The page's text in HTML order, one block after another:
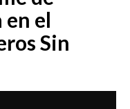
PM
el
Sin